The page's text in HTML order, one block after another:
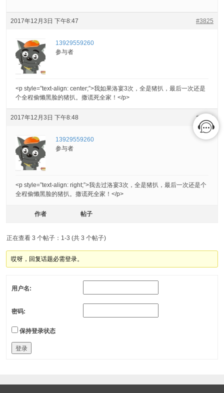
2017年12月3日 下午8:47 #3825
13929559260
参与者
<p style=”text-align: center;”>我如果洛宴3次，全是猪扒，最后一次还是
个全程偷懒黑脸的猪扒。撒谎死全家！</p>
2017年12月3日 下午8:48 #3826
13929559260
参与者
<p style=”text-align: right;”>我去过洛宴3次，全是猪扒，最后一次还是个
全程偷懒黑脸的猪扒。撒谎死全家！</p>
作者 帖子
正在查看 3 个帖子：1-3 (共 3 个帖子)
哎呀，回复话题必需登录。
用户名:
密码:
保持登录状态
登录